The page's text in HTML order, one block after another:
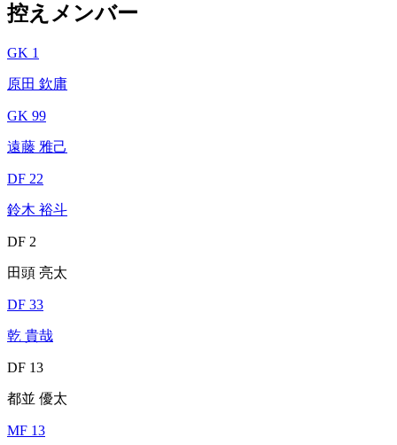
控えメンバー
GK 1
原田 欽庸
GK 99
遠藤 雅己
DF 22
鈴木 裕斗
DF 2
田頭 亮太
DF 33
乾 貴哉
DF 13
都並 優太
MF 13